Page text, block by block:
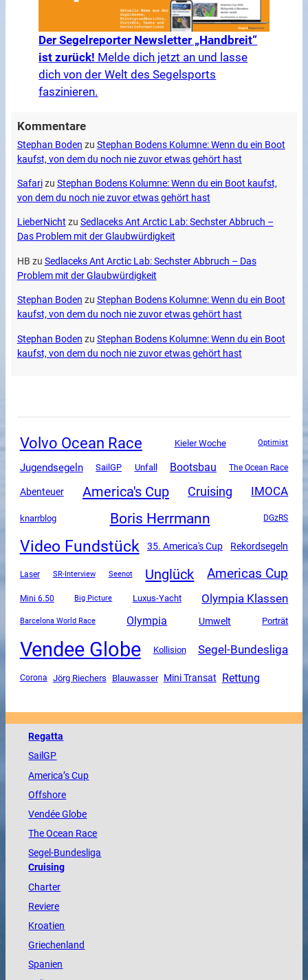
Der Segelreporter Newsletter „Handbreit“
ist zurück! Melde dich jetzt an und lasse
dich von der Welt des Segelsports
faszinieren.
Kommentare
Stephan Boden zu Stephan Bodens Kolumne: Wenn du ein Boot
kaufst, von dem du noch nie zuvor etwas gehört hast
Safarizu Stephan Bodens Kolumne: Wenn du ein Boot kaufst,
von dem du noch nie zuvor etwas gehört hast
LieberNicht zu Sedlaceks Ant Arctic Lab: Sechster Abbruch –
Das Problem mit der Glaubwürdigkeit
HB zu Sedlaceks Ant Arctic Lab: Sechster Abbruch – Das
Problem mit der Glaubwürdigkeit
Stephan Boden zu Stephan Bodens Kolumne: Wenn du ein Boot
kaufst, von dem du noch nie zuvor etwas gehört hast
Stephan Boden zu Stephan Bodens Kolumne: Wenn du ein Boot
kaufst, von dem du noch nie zuvor etwas gehört hast
Volvo Ocean Race Kieler Woche Optimist
Jugendsegeln SailGP Unfall Bootsbau The Ocean Race
Abenteuer America's Cup Cruising IMOCA
knarrblog Boris Herrmann DGzRS
Video Fundstück 35. America's Cup Rekordsegeln
Laser SR-Interview Seenot Unglück Americas Cup
Mini 6.50 Big Picture Luxus-Yacht Olympia Klassen
Barcelona World Race Olympia Umwelt Porträt
Vendee Globe Kollision Segel-Bundesliga
Corona Jörg Riechers Blauwasser Mini Transat Rettung
Regatta
SailGP
America’s Cup
Offshore
VendéeGlobe
TheOcean Race
Segel-Bundesliga
Cruising
Charter
Reviere
Kroatien
Griechenland
Spanien